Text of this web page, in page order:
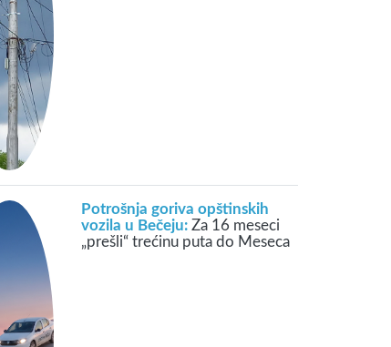
Potrošnja goriva opštinskih
vozila u Bečeju: Za 16 meseci
„prešli“ trećinu puta do Meseca